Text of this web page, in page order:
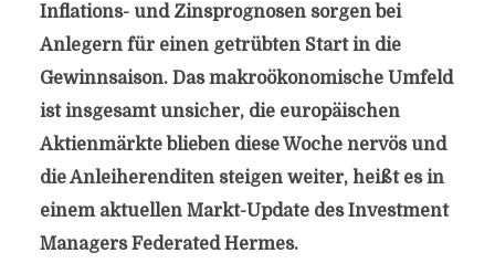
Inflations- und Zinsprognosen sorgen bei
Anlegern für einen getrübten Start in die
Gewinnsaison. Das makroökonomische Umfeld
ist insgesamt unsicher, die europäischen
Aktienmärkte blieben diese Woche nervös und
die Anleiherenditen steigen weiter, heißt es in
einem aktuellen Markt-Update des Investment
Managers Federated Hermes.